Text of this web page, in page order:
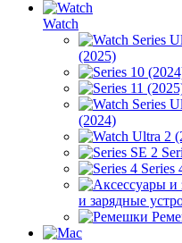
Watch
(2025)
(2024)
Series
и зарядные